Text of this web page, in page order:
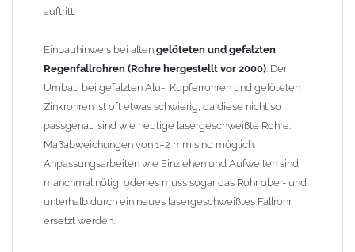
auftritt.
Einbauhinweis bei alten gelöteten und gefalzten
Regenfallrohren (Rohre hergestellt vor 2000): Der
Umbau bei gefalzten Alu-, Kupferrohren und gelöteten
Zinkrohren ist oft etwas schwierig, da diese nicht so
passgenau sind wie heutige lasergeschweißte Rohre.
Maßabweichungen von 1–2 mm sind möglich.
Anpassungsarbeiten wie Einziehen und Aufweiten sind
manchmal nötig, oder es muss sogar das Rohr ober- und
unterhalb durch ein neues lasergeschweißtes Fallrohr
ersetzt werden.